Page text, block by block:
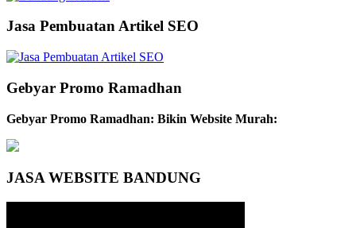
Jasa Pembuatan Artikel SEO
Gebyar Promo Ramadhan
Gebyar Promo Ramadhan: Bikin Website Murah:
JASA WEBSITE BANDUNG